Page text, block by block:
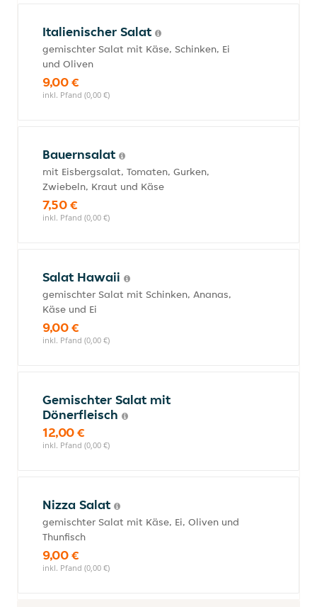
Italienischer Salat
gemischter Salat mit Käse, Schinken, Ei
und Oliven
9,00 €
inkl. Pfand (0,00 €)
Bauernsalat
mit Eisbergsalat, Tomaten, Gurken,
Zwiebeln, Kraut und Käse
7,50 €
inkl. Pfand (0,00 €)
Salat Hawaii
gemischter Salat mit Schinken, Ananas,
Käse und Ei
9,00 €
inkl. Pfand (0,00 €)
Gemischter Salat mit
Dönerfleisch
12,00 €
inkl. Pfand (0,00 €)
Nizza Salat
gemischter Salat mit Käse, Ei, Oliven und
Thunfisch
9,00 €
inkl. Pfand (0,00 €)